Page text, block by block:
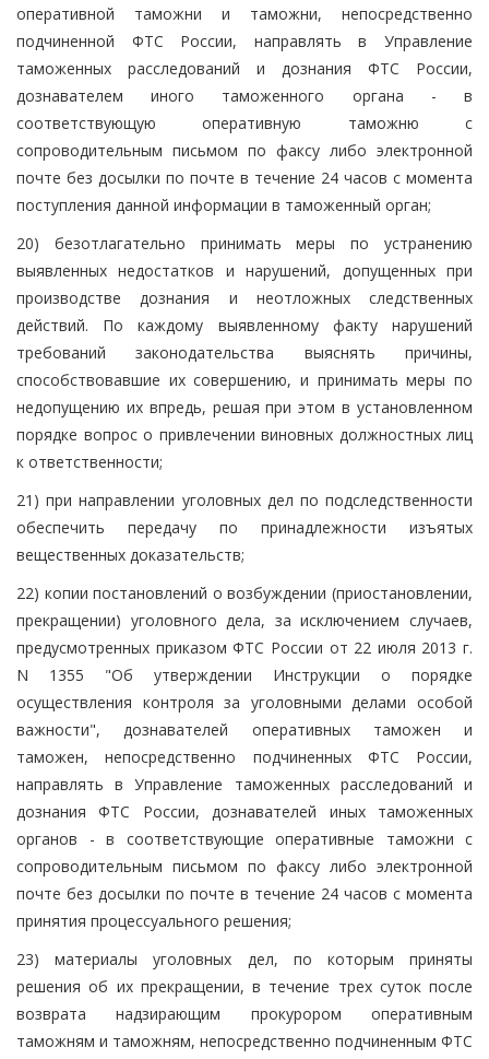
оперативной таможни и таможни, непосредственно
подчиненной ФТС России, направлять в Управление
таможенных расследований и дознания ФТС России,
дознавателем иного таможенного органа - в
соответствующую оперативную таможню с
сопроводительным письмом по факсу либо электронной
почте без досылки по почте в течение 24 часов с момента
поступления данной информации в таможенный орган;
20) безотлагательно принимать меры по устранению
выявленных недостатков и нарушений, допущенных при
производстве дознания и неотложных следственных
действий. По каждому выявленному факту нарушений
требований законодательства выяснять причины,
способствовавшие их совершению, и принимать меры по
недопущению их впредь, решая при этом в установленном
порядке вопрос о привлечении виновных должностных лиц
к ответственности;
21) при направлении уголовных дел по подследственности
обеспечить передачу по принадлежности изъятых
вещественных доказательств;
22) копии постановлений о возбуждении (приостановлении,
прекращении) уголовного дела, за исключением случаев,
предусмотренных приказом ФТС России от 22 июля 2013 г.
N 1355 "Об утверждении Инструкции о порядке
осуществления контроля за уголовными делами особой
важности", дознавателей оперативных таможен и
таможен, непосредственно подчиненных ФТС России,
направлять в Управление таможенных расследований и
дознания ФТС России, дознавателей иных таможенных
органов - в соответствующие оперативные таможни с
сопроводительным письмом по факсу либо электронной
почте без досылки по почте в течение 24 часов с момента
принятия процессуального решения;
23) материалы уголовных дел, по которым приняты
решения об их прекращении, в течение трех суток после
возврата надзирающим прокурором оперативным
таможням и таможням, непосредственно подчиненным ФТС